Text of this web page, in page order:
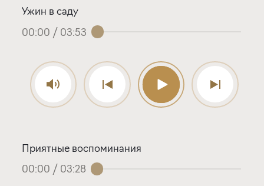
Ужин в саду
00:00 / 03:53
Приятные воспоминания
00:00 / 03:28